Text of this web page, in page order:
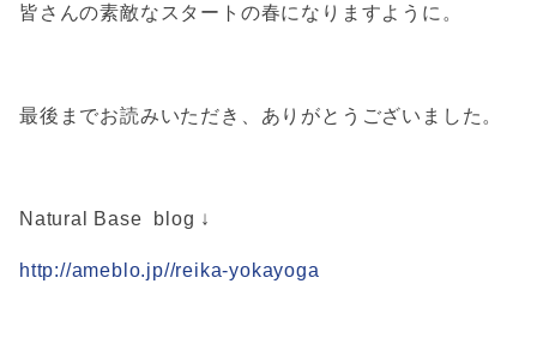
皆さんの素敵なスタートの春になりますように。
最後までお読みいただき、ありがとうございました。
Natural Base blog ↓
http://ameblo.jp//reika-yokayoga